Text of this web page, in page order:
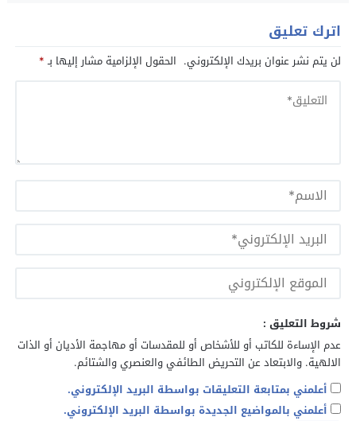
اترك تعليق
لن يتم نشر عنوان بريدك الإلكتروني. الحقول الإلزامية مشار إليها بـ*
شروط التعليق :
عدم الإساءة للكاتب أو للأشخاص أو للمقدسات أو مهاجمة الأديان أو الذات
الالهية. والابتعاد عن التحريض الطائفي والعنصري والشتائم.
أعلمني بمتابعة التعليقات بواسطة البريد الإلكتروني.
أعلمني بالمواضيع الجديدة بواسطة البريد الإلكتروني.